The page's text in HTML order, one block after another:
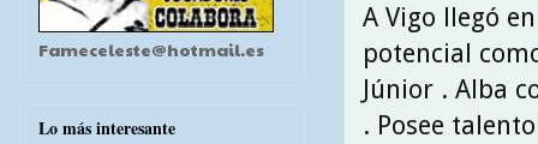
A Vigo llegó
potencial
Júnior . Alba
. Posee
Fameceleste@hotmail.es
Lo más interesante